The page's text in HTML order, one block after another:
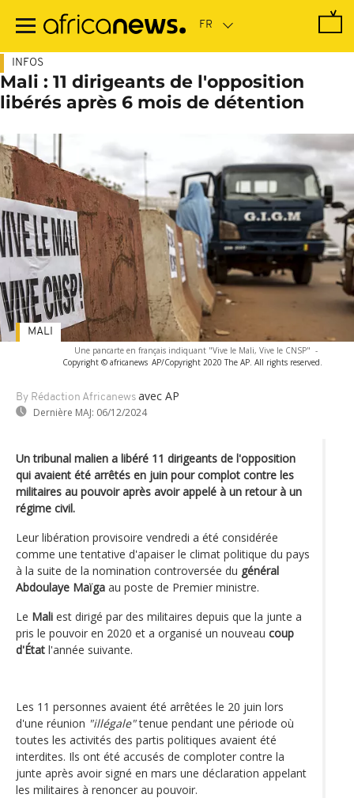
contenu
INFOS
Mali : 11 dirigeants de l'opposition
libérés après 6 mois de détention
Une pancarte en français indiquant "Vive le Mali, Vive le CNSP" -
Copyright © africanews AP/Copyright 2020 The AP. All rights reserved.
By Rédaction Africanews avec AP
Dernière MAJ: 06/12/2024
MALI
Un tribunal malien a libéré 11 dirigeants de l'opposition
qui avaient été arrêtés en juin pour complot contre les
militaires au pouvoir après avoir appelé à un retour à un
régime civil.
Leur libération provisoire vendredi a été considérée
comme une tentative d'apaiser le climat politique du pays
à la suite de la nomination controversée du général
Abdoulaye Maïga au poste de Premier ministre.
Le Mali est dirigé par des militaires depuis que la junte a
pris le pouvoir en 2020 et a organisé un nouveau coup
d'État l'année suivante.
Les 11 personnes avaient été arrêtées le 20 juin lors
d'une réunion "illégale"tenue pendant une période où
toutes les activités des partis politiques avaient été
interdites. Ils ont été accusés de comploter contre la
junte après avoir signé en mars une déclaration appelant
les militaires à renoncer au pouvoir.